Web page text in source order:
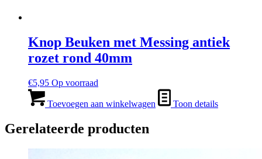
Knop Beuken met Messing antiek
rozet rond 40mm
€5,95 Op voorraad
Toevoegen aan winkelwagen Toon details
Gerelateerde producten